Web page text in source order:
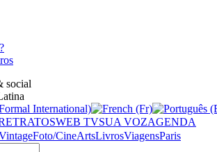
social
WEB TVSUA VOZAGENDA
Foto/CineArtsLivrosViagensParis